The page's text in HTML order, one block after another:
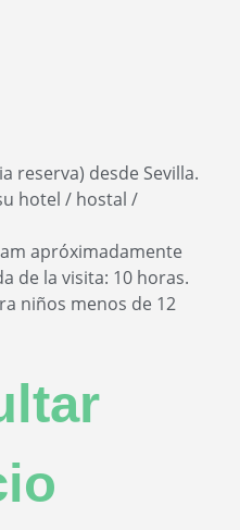
reserva) desde Sevilla.
hotel / hostal /
apróximadamente
de la visita: 10 horas.
niños menos de 12